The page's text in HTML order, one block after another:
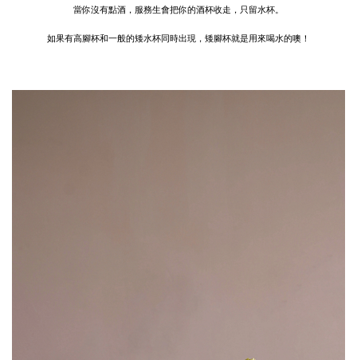
當你沒有點酒，服務生會把你的酒杯收走，只留水杯。
如果有高腳杯和一般的矮水杯同時出現，矮腳杯就是用來喝水的噢！